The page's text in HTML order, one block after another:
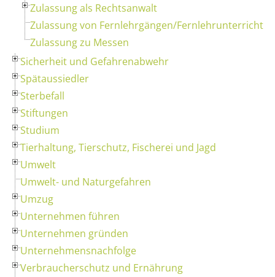
Zulassung als Rechtsanwalt
Zulassung von Fernlehrgängen/Fernlehrunterricht
Zulassung zu Messen
Sicherheit und Gefahrenabwehr
Spätaussiedler
Sterbefall
Stiftungen
Studium
Tierhaltung, Tierschutz, Fischerei und Jagd
Umwelt
Umwelt- und Naturgefahren
Umzug
Unternehmen führen
Unternehmen gründen
Unternehmensnachfolge
Verbraucherschutz und Ernährung